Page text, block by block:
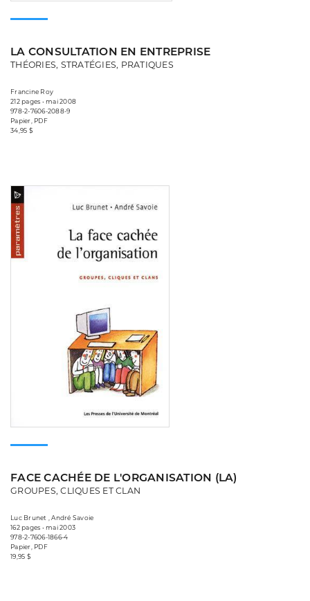
LA CONSULTATION EN ENTREPRISE
THÉORIES, STRATÉGIES, PRATIQUES
Francine Roy
212 pages • mai 2008
978-2-7606-2088-9
Papier, PDF
34,95 $
FACE CACHÉE DE L'ORGANISATION (LA)
GROUPES, CLIQUES ET CLAN
Luc Brunet , André Savoie
162 pages • mai 2003
978-2-7606-1866-4
Papier, PDF
19,95 $